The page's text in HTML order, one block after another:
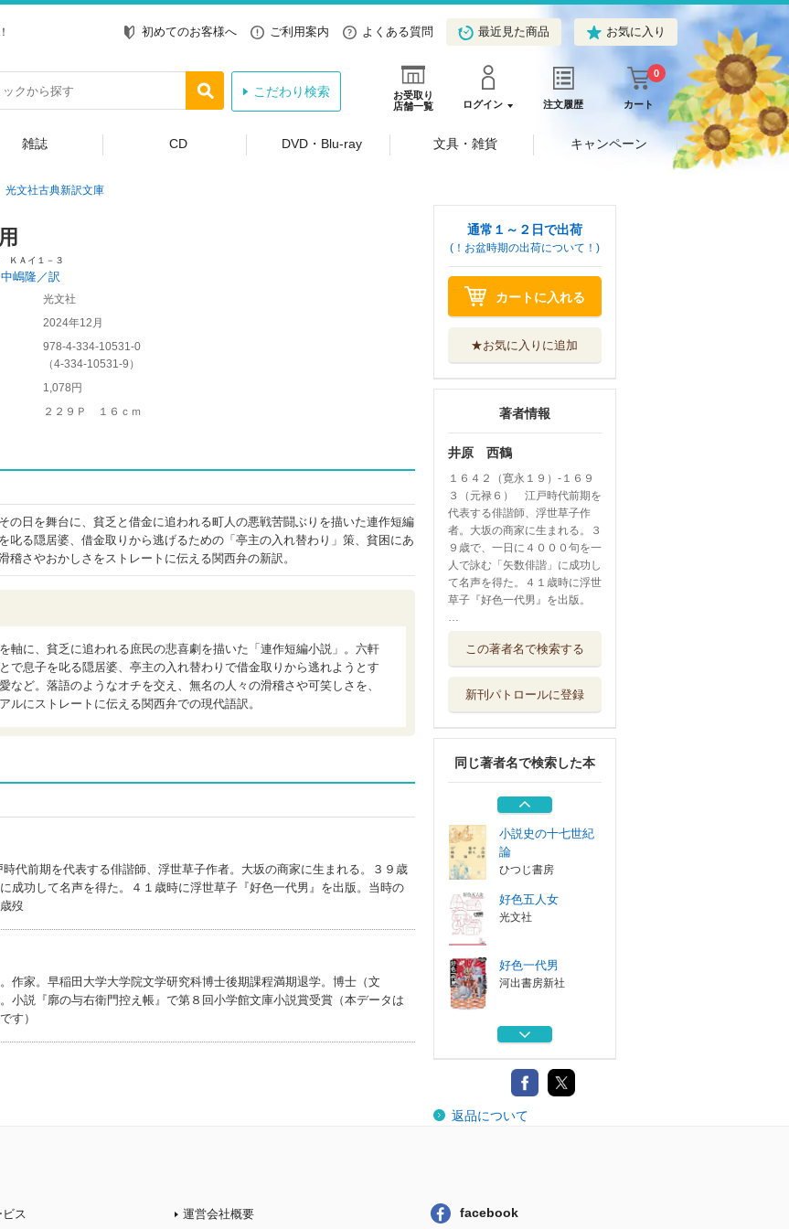
初めてのお客様へ ご利用案内 よくある質問 最近見た商品 お気に入り
お受取り
店舗一覧
ログイン 注文履歴 カート
0
こだわり検索
雑誌 CD DVD・Blu-ray 文具・雑貨 キャンペーン
光文社古典新訳文庫
ＫＡイ１－３
嶋隆／訳
光文社
2024年12月
978-4-334-10531-0
（4-334-10531-9 ）
1,078円
２２９Ｐ １６ｃｍ
の日を舞台に、貧乏と借金に追われる町人の悪戦苦闘ぶりを描いた連作短編
叱る隠居婆、借金取りから逃げるための「亭主の入れ替わり」策、貧困にあ
稽さやおかしさをストレートに伝える関西弁の新訳。
軸に、貧乏に追われる庶民の悲喜劇を描いた「連作短編小説」。六軒
で息子を叱る隠居婆、亭主の入れ替わりで借金取りから逃れようとす
など。落語のようなオチを交え、無名の人々の滑稽さや可笑しさを、
にストレートに伝える関西弁での現代語訳。
代前期を代表する俳諧師、浮世草子作者。大坂の商家に生まれる。３９歳
成功して名声を得た。４１歳時に浮世草子『好色一代男』を出版。当時の
歿
作家。早稲田大学大学院文学研究科博士後期課程満期退学。博士（文
小説『廓の与右衛門控え帳』で第８回小学館文庫小説賞受賞（本データは
す）
通常１～２日で出荷
(！お盆時期の出荷について！)
カートに入れる
★お気に入りに追加
著者情報
井原 西鶴
１６４２（寛永１９）‐１６９
３（元禄６） 江戸時代前期を
代表する俳諧師、浮世草子作
者。大坂の商家に生まれる。３
９歳で、一日に４０００句を一
人で詠む「矢数俳諧」に成功し
て名声を得た。４１歳時に浮世
草子『好色一代男』を出版。
…
この著者名で検索する
新刊パトロールに登録
同じ著者名で検索した本
河出書房新社
好色一代男
西鶴『誹諧独吟一
日千句』研究と...
文学通信
小説史の十七世紀
論
ひつじ書房
好色五人女
光文社
好色一代男
河出書房新社
好色一代男
西鶴『誹諧独吟一
日千句』研究と...
返品について
ス 運営会社概要 facebook